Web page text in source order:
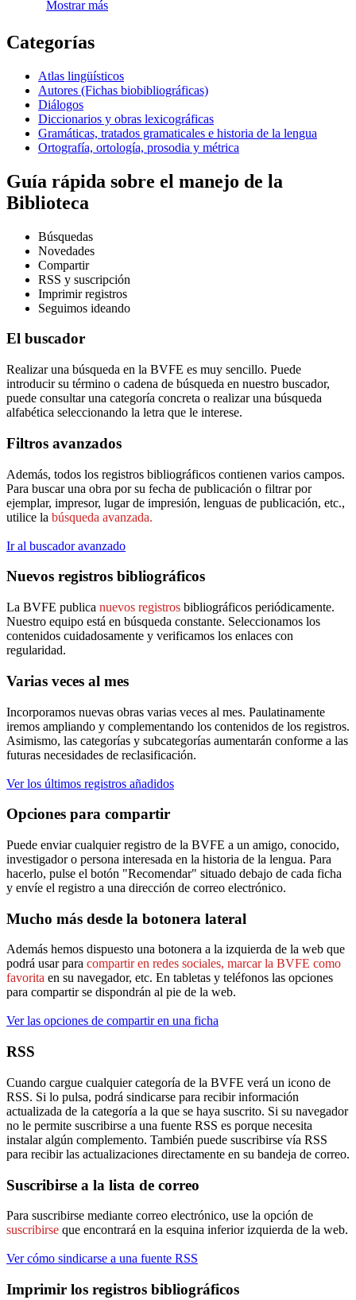
Mostrar más
Categorías
Atlas lingüísticos
Autores (Fichas biobibliográficas)
Diálogos
Diccionarios y obras lexicográficas
Gramáticas, tratados gramaticales e historia de la lengua
Ortografía, ortología, prosodia y métrica
Guía rápida sobre el manejo de la
Biblioteca
Búsquedas
Novedades
Compartir
RSS y suscripción
Imprimir registros
Seguimos ideando
El buscador
Realizar una búsqueda en la BVFE es muy sencillo. Puede
introducir su término o cadena de búsqueda en nuestro buscador,
puede consultar una categoría concreta o realizar una búsqueda
alfabética seleccionando la letra que le interese.
Filtros avanzados
Además, todos los registros bibliográficos contienen varios campos.
Para buscar una obra por su fecha de publicación o filtrar por
ejemplar, impresor, lugar de impresión, lenguas de publicación, etc.,
utilice la búsqueda avanzada.
Ir al buscador avanzado
Nuevos registros bibliográficos
La BVFE publica nuevos registros bibliográficos periódicamente.
Nuestro equipo está en búsqueda constante. Seleccionamos los
contenidos cuidadosamente y verificamos los enlaces con
regularidad.
Varias veces al mes
Incorporamos nuevas obras varias veces al mes. Paulatinamente
iremos ampliando y complementando los contenidos de los registros.
Asimismo, las categorías y subcategorías aumentarán conforme a las
futuras necesidades de reclasificación.
Ver los últimos registros añadidos
Opciones para compartir
Puede enviar cualquier registro de la BVFE a un amigo, conocido,
investigador o persona interesada en la historia de la lengua. Para
hacerlo, pulse el botón "Recomendar" situado debajo de cada ficha
y envíe el registro a una dirección de correo electrónico.
Mucho más desde la botonera lateral
Además hemos dispuesto una botonera a la izquierda de la web que
podrá usar para compartir en redes sociales, marcar la BVFE como
favorita en su navegador, etc. En tabletas y teléfonos las opciones
para compartir se dispondrán al pie de la web.
Ver las opciones de compartir en una ficha
RSS
Cuando cargue cualquier categoría de la BVFE verá un icono de
RSS. Si lo pulsa, podrá sindicarse para recibir información
actualizada de la categoría a la que se haya suscrito. Si su navegador
no le permite suscribirse a una fuente RSS es porque necesita
instalar algún complemento. También puede suscribirse vía RSS
para recibir las actualizaciones directamente en su bandeja de correo.
Suscribirse a la lista de correo
Para suscribirse mediante correo electrónico, use la opción de
suscribirse que encontrará en la esquina inferior izquierda de la web.
Ver cómo sindicarse a una fuente RSS
Imprimir los registros bibliográficos